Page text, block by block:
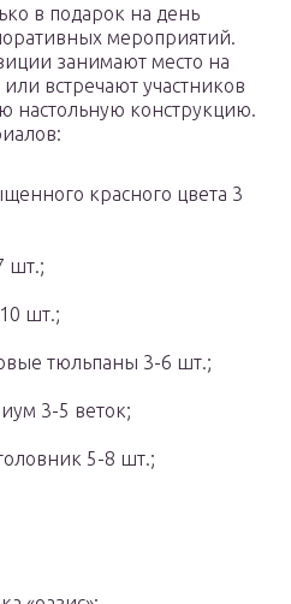
в подарок на день
мероприятий.
занимают место на
встречают участников
настольную конструкцию.
красного цвета 3
шт.;
шт.;
тюльпаны 3-6 шт.;
3-5 веток;
5-8 шт.;